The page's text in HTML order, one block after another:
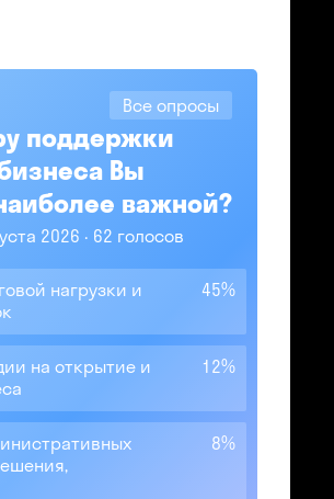
Все опросы
поддержки
Вы
важной?
2026 62 голосов
нагрузки и
45%
на открытие и
12%
8%